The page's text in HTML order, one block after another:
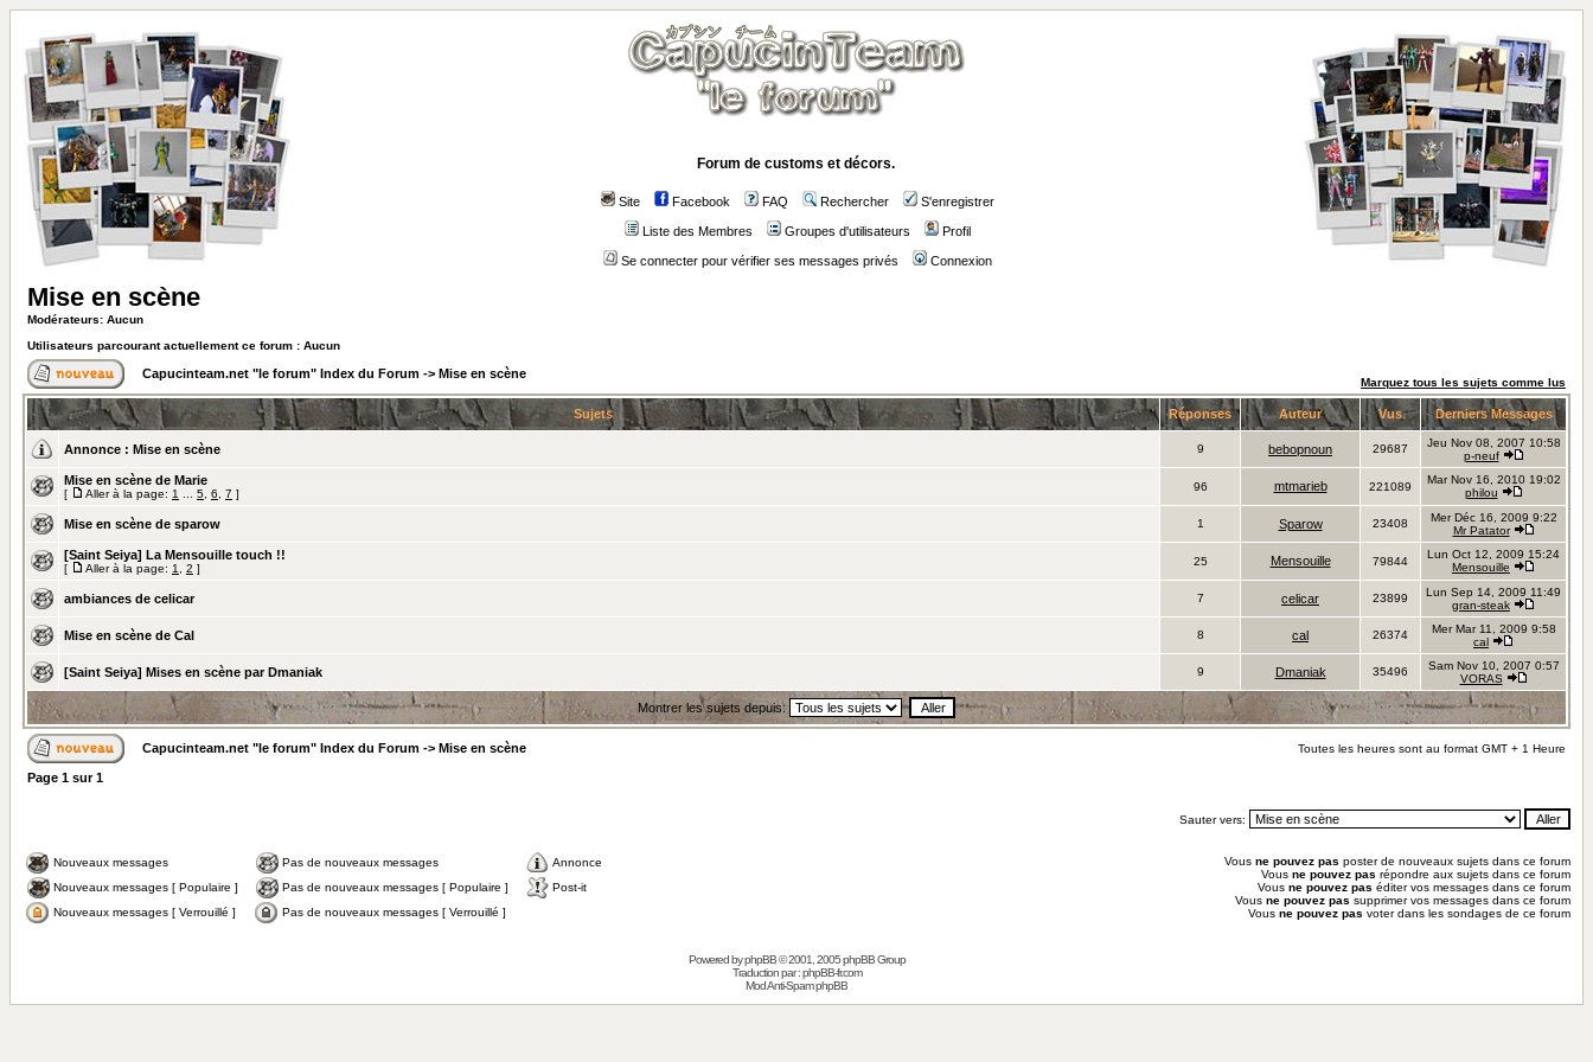
Forum de customs et décors.
Site Facebook FAQ Rechercher S'enregistrer
Liste des Membres Groupes d'utilisateurs Profil
Se connecter pour vérifier ses messages privés Connexion
Mise en scène
Modérateurs: Aucun
Utilisateurs parcourant actuellement ce forum : Aucun
Capucinteam.net "le forum" Index du Forum -> Mise en scène
Marquez tous les sujets comme lus
Sujets Réponses Auteur Vus Derniers Messages
Annonce : Mise en scène 9 bebopnoun 29687
Jeu Nov 08, 2007 10:58
p-neuf
Mise en scène de Marie
[ Aller à la page: 1 5 6 7 ]
96 mtmarieb 221089
Mar Nov 16, 2010 19:02
philou
Mise en scène de sparow 1 Sparow 23408
Mer Déc 16, 2009 9:22
Mr Patator
[Saint Seiya] La Mensouille touch !!
[ Aller à la page: 1 2 ]
25 Mensouille 79844
Lun Oct 12, 2009 15:24
Mensouille
ambiances de celicar 7 celicar 23899
Lun Sep 14, 2009 11:49
gran-steak
Mise en scène de Cal 8 cal 26374
Mer Mar 11, 2009 9:58
cal
[Saint Seiya] Mises en scène par Dmaniak 9 Dmaniak 35496
Sam Nov 10, 2007 0:57
VORAS
Montrer les sujets depuis:
Capucinteam.net "le forum" Index du Forum -> Mise en scène Toutes les heures sont au format GMT + 1 Heure
Page 1 sur1
Sauter vers:
Nouveaux messages Pas de nouveaux messages
Annonce
Nouveaux messages [ Populaire ]
Pas de nouveaux messages [ Populaire ]
Post-it
Nouveaux messages [ Verrouillé ]
Pas de nouveaux messages [ Verrouillé ]
Vous ne pouvez pas poster de nouveaux sujets dans ce forum
Vous ne pouvez pas répondre aux sujets dans ce forum
Vous ne pouvez pas éditer vos messages dans ce forum
Vous ne pouvez pas supprimer vos messages dans ce forum
Vous ne pouvez pas voter dans les sondages de ce forum
Powered byphpBB© 2001, 2005 phpBB Group
Traduction par :phpBB-fr.com
Mod Anti-Spam phpBB